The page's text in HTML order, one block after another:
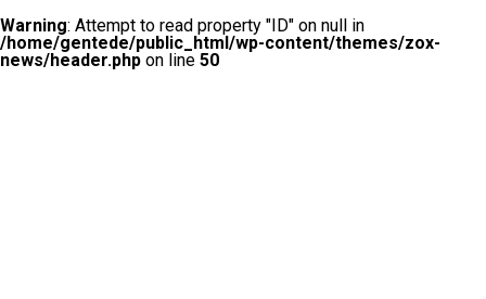
Warning: Attempt to read property "ID" on null in
/home/gentede/public_html/wp-content/themes/zox-
news/header.php on line 50